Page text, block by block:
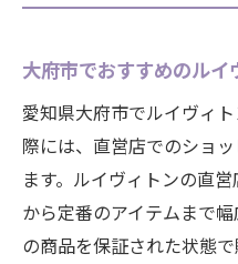
大府市でおすすめのルイ
愛知県大府市でルイヴィ
際には、直営店でのショ
ます。ルイヴィトンの直
から定番のアイテムまで
の商品を保証された状態